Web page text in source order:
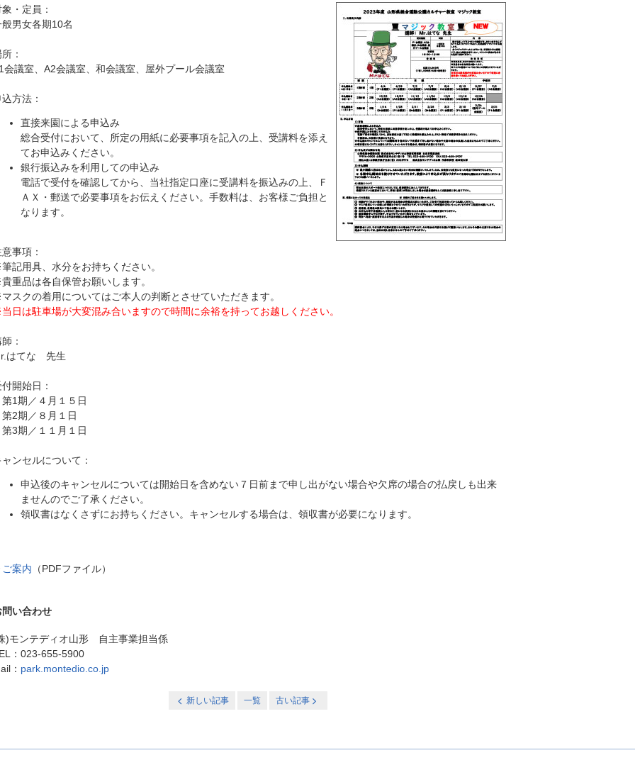
・定員：
般男女各期10名
：
会議室、A2会議室、和会議室、屋外プール会議室
方法：
直接来園による申込み
総合受付において、所定の用紙に必要事項を記入の上、受講料を添え
てお申込みください。
銀行振込みを利用しての申込み
電話で受付を確認してから、当社指定口座に受講料を振込みの上、Ｆ
ＡＸ・郵送で必要事項をお伝えください。手数料は、お客様ご負担と
なります。
事項：
記用具、水分をお持ちください。
重品は各自保管お願いします。
スクの着用についてはご本人の判断とさせていただきます。
日は駐車場が大変混み合いますので時間に余裕を持ってお越しください。
：
はてな 先生
開始日：
第1期／４月１５日
第2期／８月１日
第3期／１１月１日
ャンセルについて：
申込後のキャンセルについては開始日を含めない７日前まで申し出がない場合や欠席の場合の払戻しも出来
ませんのでご了承ください。
領収書はなくさずにお持ちください。キャンセルする場合は、領収書が必要になります。
ご案内 （PDFファイル）
問い合わせ
)モンテディオ山形 自主事業担当係
：023-655-5900
： park.montedio.co.jp
新しい記事 一覧 古い記事